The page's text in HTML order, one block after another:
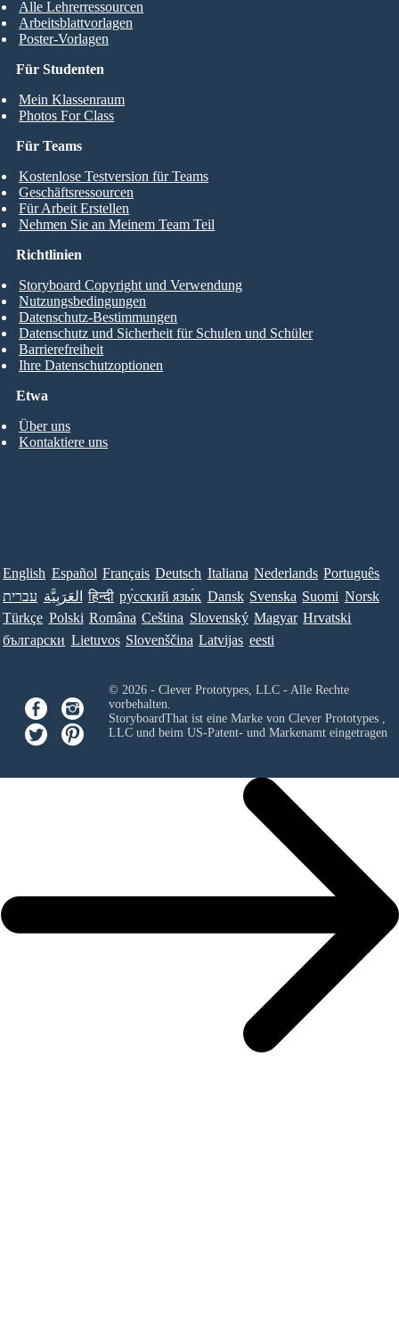
Für Studenten
Mein Klassenraum
Photos For Class
Alle Lehrerressourcen
Arbeitsblattvorlagen
Poster-Vorlagen
Für Teams
Kostenlose Testversion für Teams
Geschäftsressourcen
Für Arbeit Erstellen
Nehmen Sie an Meinem Team Teil
Etwa
Über uns
Kontaktiere uns
Richtlinien
Storyboard Copyright und Verwendung
Nutzungsbedingungen
Datenschutz-Bestimmungen
Datenschutz und Sicherheit für Schulen und Schüler
Barrierefreiheit
Ihre Datenschutzoptionen
English Español Français Deutsch Italiana Nederlands Português
עברית العَرَبِيَّة हिन्दी ру́сский язы́к Dansk Svenska Suomi Norsk
Türkçe Polski Româna Ceština Slovenský Magyar Hrvatski
български Lietuvos Slovenščina Latvijas eesti
© 2026 - Clever Prototypes, LLC - Alle Rechte
vorbehalten.
StoryboardThat ist eine Marke von Clever Prototypes ,
LLCund beim US-Patent- und Markenamt eingetragen